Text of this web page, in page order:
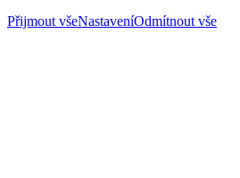
Přijmout všeNastaveníOdmítnout vše